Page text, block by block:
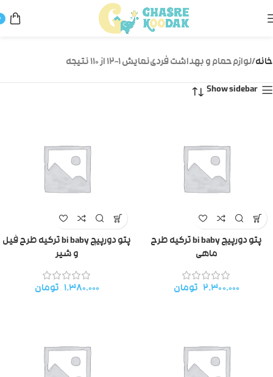
خانه لوازم حمام و بهداشت فردینمایش 1–12 از 110 نتیجه
Show sidebar
پتو دورپیچ bi baby ترکیه طرح
ماهی
۲.۳۰۰.۰۰۰ تومان
پتو دورپیچ bi baby ترکیه طرح فیل
و شیر
۱.۳۸۰.۰۰۰ تومان